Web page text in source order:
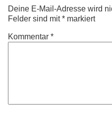
Deine E-Mail-Adresse wird
Felder sind mit* markiert
Kommentar *